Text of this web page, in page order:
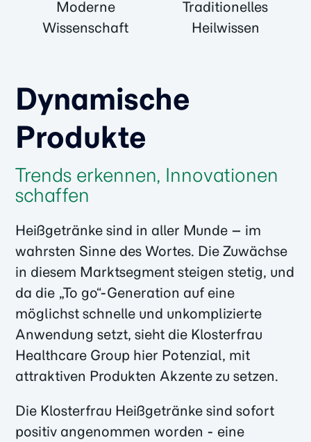
Moderne
Wissenschaft
Traditionelles
Heilwissen
Dynamische
Produkte
Trends erkennen, Innovationen
schaffen
Heißgetränke sind in aller Munde – im
wahrsten Sinne des Wortes. Die Zuwächse
in diesem Marktsegment steigen stetig, und
da die „To go“-Generation auf eine
möglichst schnelle und unkomplizierte
Anwendung setzt, sieht die Klosterfrau
Healthcare Group hier Potenzial, mit
attraktiven Produkten Akzente zu setzen.
Die Klosterfrau Heißgetränke sind sofort
positiv angenommen worden - eine